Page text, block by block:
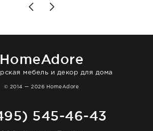
выше всяких похвал. Выглядит
HomeAdore
мебель и декор для дома
© 2014 — 2026 HomeAdore
545-46-43